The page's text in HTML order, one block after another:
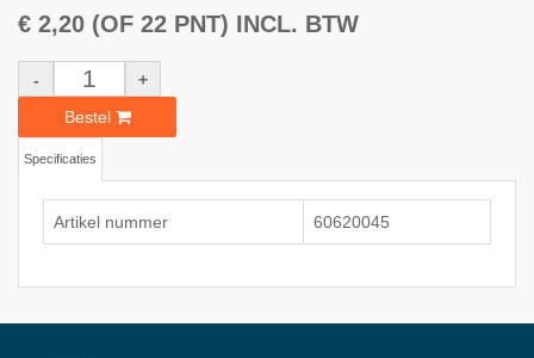
€ 2,20 (OF 22 PNT) INCL. BTW
-
+
Bestel
Specificaties
Artikel nummer 60620045